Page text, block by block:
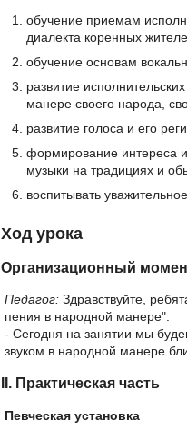
обучение приемам
диалекта коренных
обучение основам
развитие
манере своего народа,
развитие голоса и его
формирование интереса
музыки на традициях и
воспитывать
Ход урока
Организационный
Педагог: Здравствуйте,
пения в народной манере".
- Сегодня на занятии мы
звуком в народной манере
II. Практическая часть
Певческая установка